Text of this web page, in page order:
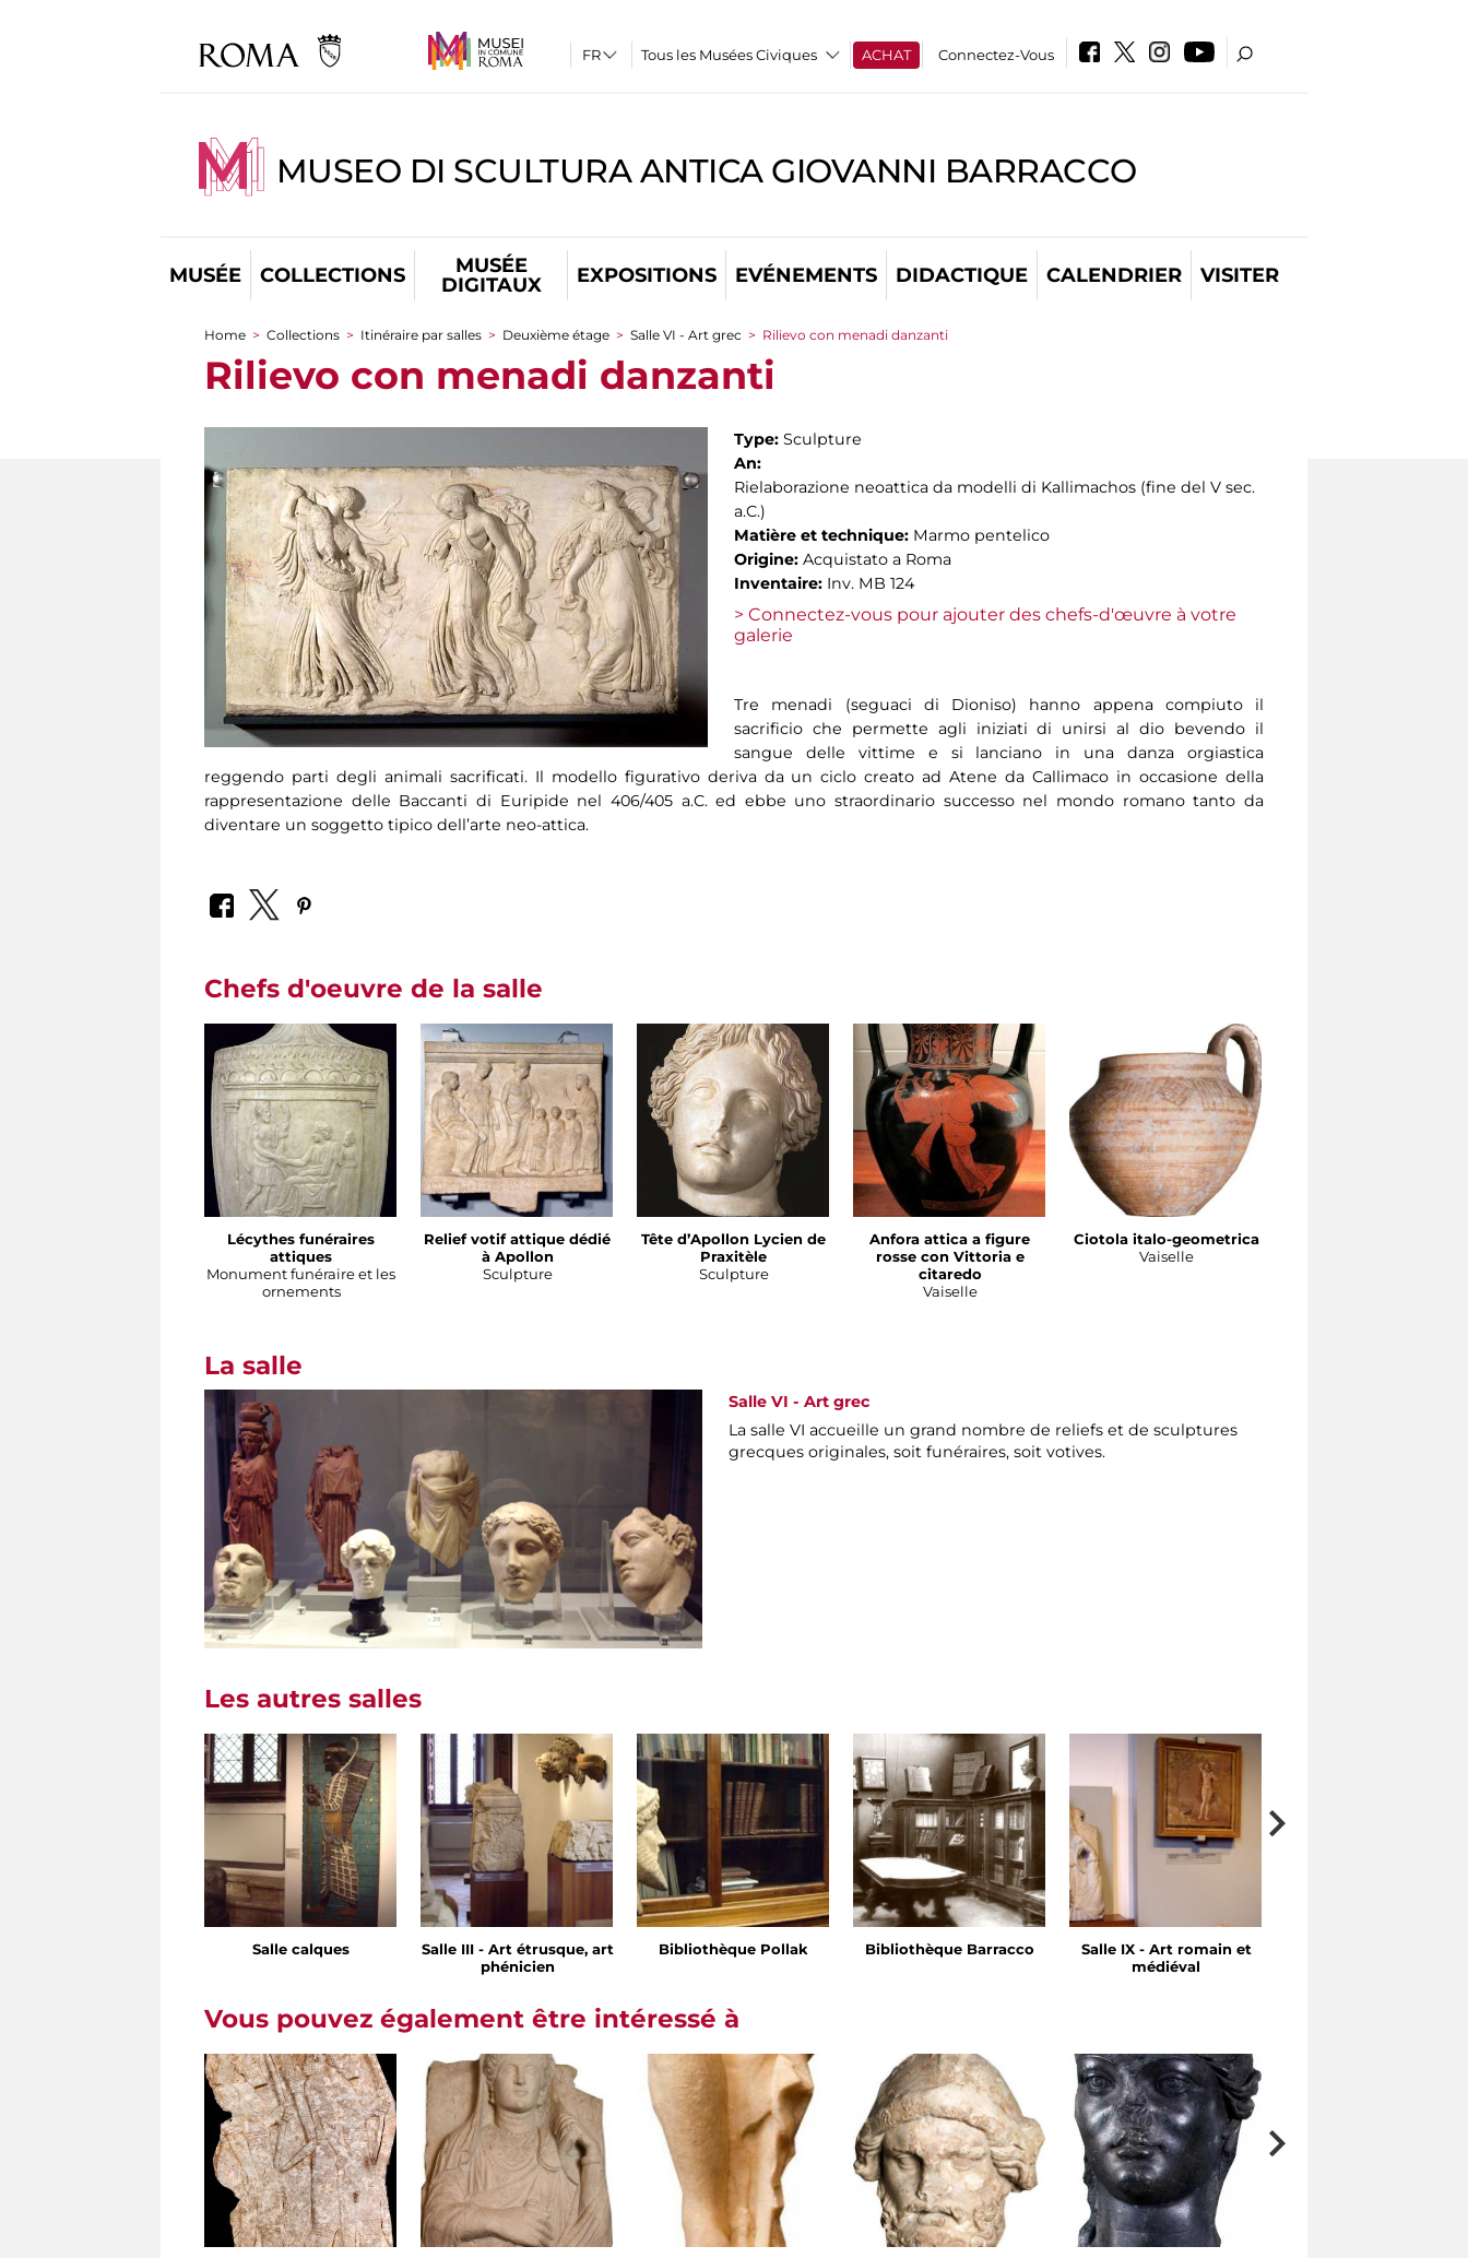
Tous les Musées Civiques ACHAT Connectez-Vous
MUSEO DI SCULTURA ANTICA GIOVANNI BARRACCO
MUSÉE COLLECTIONS
MUSÉE
DIGITAUX
EXPOSITIONS EVÉNEMENTS DIDACTIQUE CALENDRIER VISITER
You are here
Home > Collections > Itinéraire par salles > Deuxième étage > Salle VI - Art grec > Rilievo con menadi danzanti
Rilievo con menadi danzanti
Type: Sculpture
An:
Rielaborazione neoattica da modelli di Kallimachos (fine del V sec.
a.C.)
Matière et technique: Marmo pentelico
Origine: Acquistato a Roma
Inventaire: Inv. MB 124
> Connectez-vous pour ajouter des chefs-d'œuvre à votre
galerie
Tre menadi (seguaci di Dioniso) hanno appena compiuto il
sacrificio che permette agli iniziati di unirsi al dio bevendo il
sangue delle vittime e si lanciano in una danza orgiastica
reggendo parti degli animali sacrificati. Il modello figurativo deriva da un ciclo creato ad Atene da Callimaco in occasione della
rappresentazione delle Baccanti di Euripide nel 406/405 a.C. ed ebbe uno straordinario successo nel mondo romano tanto da
diventare un soggetto tipico dell’arte neo-attica.
Chefs d'oeuvre de la salle
Lécythes funéraires
attiques
Monument funéraire et les
ornements
Relief votif attique dédié
à Apollon
Sculpture
Tête d’Apollon Lycien de
Praxitèle
Sculpture
Anfora attica a figure
rosse con Vittoria e
citaredo
Vaiselle
Ciotola italo-geometrica
Vaiselle
La salle
Salle VI - Art grec
La salle VI accueille un grand nombre de reliefs et de sculptures
grecques originales, soit funéraires, soit votives.
Les autres salles
Salle calques
Salle III - Art étrusque, art
phénicien
Bibliothèque Pollak Bibliothèque Barracco
Salle IX - Art romain et
médiéval
Vous pouvez également être intéressé à